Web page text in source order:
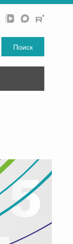
Поиск